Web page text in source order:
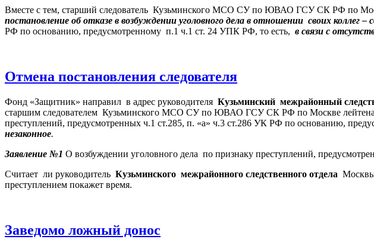
Вместе с тем, старший следователь Кузьминского МСО СУ по ЮВАО ГСУ СК РФ по
постановление об отказе в возбуждении уголовного дела в отношении своих коллег –
РФ по основанию, предусмотренному п.1 ч.1 ст. 24 УПК РФ, то есть, в связи с
Отмена постановления следователя
Фонд «Защитник» направил в адрес руководителя Кузьминский межрайонный
старшим следователем Кузьминского МСО СУ по ЮВАО ГСУ СК РФ по Москве
преступлений, предусмотренных ч.1 ст.285, п. «а» ч.3 ст.286 УК РФ по основанию,
незаконное.
Заявление №1 О возбуждении уголовного дела по признаку преступлений,
Считает ли руководитель Кузьминского межрайонного следственного отдела
преступлением покажет время.
Заведомо ложный донос